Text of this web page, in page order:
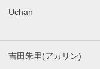
Uchan
吉田朱里(アカリン)